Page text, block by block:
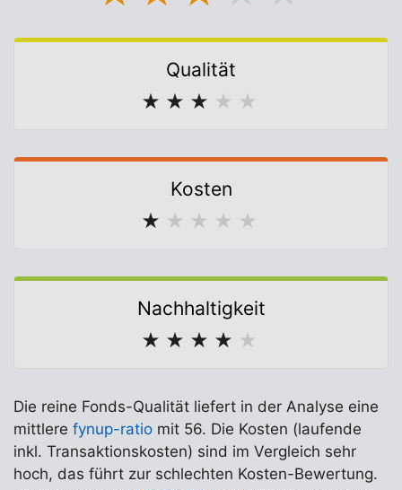
Qualität
★ ★ ★ ★ ★
Kosten
★ ★ ★ ★ ★
Nachhaltigkeit
★ ★ ★ ★ ★
Die reine Fonds-Qualität liefert in der Analyse eine
mittlere fynup-ratio mit 56. Die Kosten (laufende
inkl. Transaktionskosten) sind im Vergleich sehr
hoch, das führt zur schlechten Kosten-Bewertung.